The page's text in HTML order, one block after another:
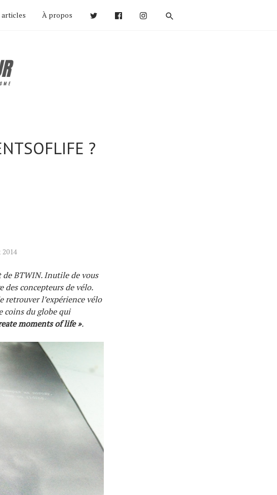
articles À propos
?
2014
BTWIN. Inutile de vous
des concepteurs de vélo.
retrouver l’expérience vélo
coins du globe qui
moments of life ».